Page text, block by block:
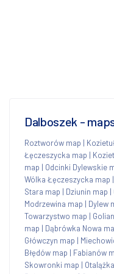
Dalboszek -
Roztworów map |
Łęczeszycka map |
map | Odcinki Dylewskie
Wólka Łęczeszycka map |
Stara map | Dziunin map |
Modrzewina map | Dylew
Towarzystwo map |
map | Dąbrówka Nowa
Główczyn map |
Błędów map | Fabianów
Skowronki map |